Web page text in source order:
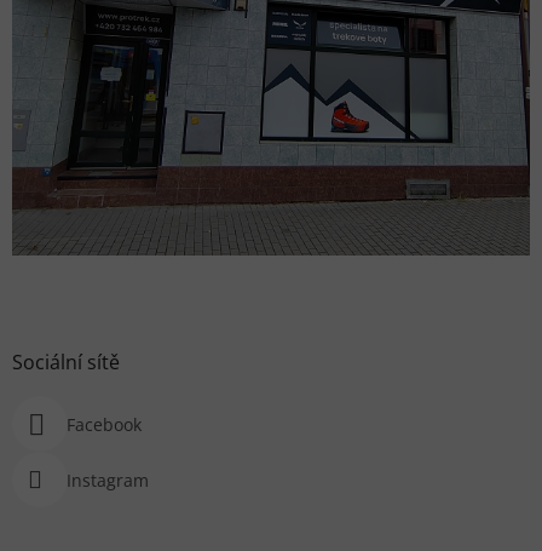
Sociální sítě
Facebook
Instagram